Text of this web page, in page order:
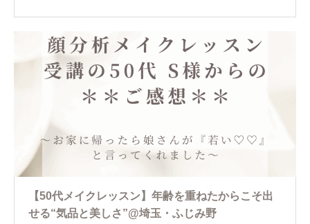
【50代メイクレッスン】年齢を重ねたからこそ出
せる“気品と美しさ”@埼玉・ふじみ野